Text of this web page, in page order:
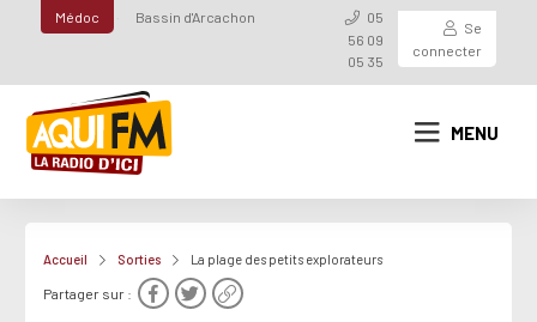
Médoc Bassin d'Arcachon
05
56 09
05 35
Se
connecter
MENU
Accueil Sorties La plage des petits explorateurs
Partager sur :